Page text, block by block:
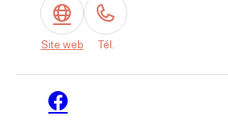
Site web Tél.
Facebook